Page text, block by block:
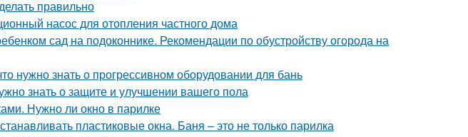
правильно
насос для отопления частного дома
сад на подоконнике. Рекомендации по обустройству огорода на
нужно знать о прогрессивном оборудовании для бань
знать о защите и улучшении вашего пола
Нужно ли окно в парилке
пластиковые окна. Баня – это не только парилка